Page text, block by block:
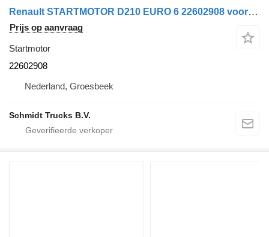
Renault STARTMOTOR D210 EURO 6 22602908 voor vrachtwagen
Prijs op aanvraag
Startmotor
22602908
Nederland, Groesbeek
Schmidt Trucks B.V.